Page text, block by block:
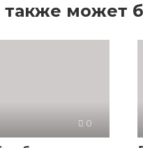
также может
0